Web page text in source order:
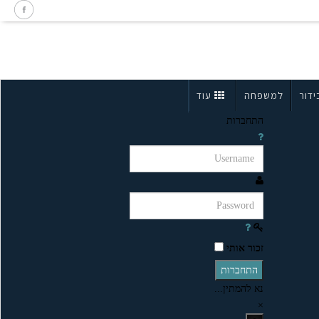
למשפחה עוד
התחברות
זכור אותי
התחברות
נא להמתין...
×